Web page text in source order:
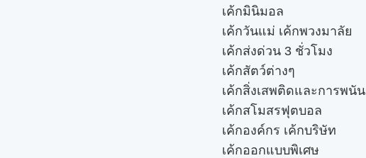
เค้กมินิมอล
เค้กวันแม่ เค้กพวงมาลัย
เค้กส่งด่วน 3 ชั่วโมง
เค้กสัตว์ต่างๆ
เค้กสิ่งเสพติดและการพนัน
เค้กสโมสรฟุตบอล
เค้กองค์กร เค้กบริษัท
เค้กออกแบบพิเศษ